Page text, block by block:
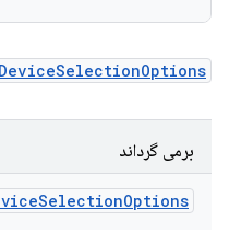
DeviceSelectionOptions
برمی گرداند
SelectionOptions